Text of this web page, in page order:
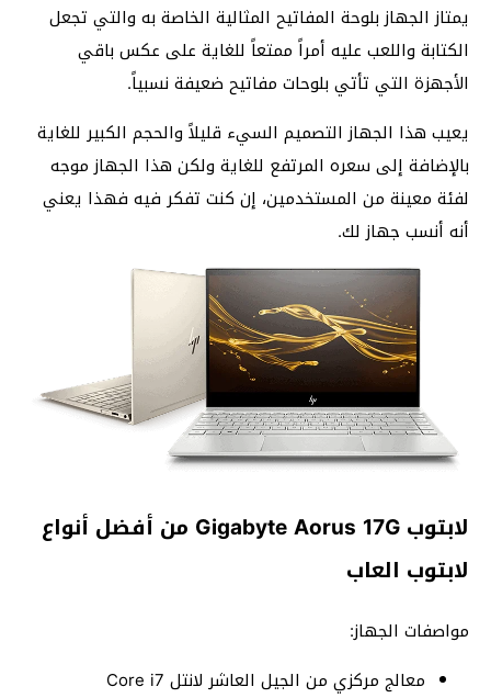
يمتاز الجهاز بلوحة المفاتيح المثالية الخاصة به والتي تجعل
الكتابة واللعب عليه أمراً ممتعاً للغاية على عكس باقي
الأجهزة التي تأتي بلوحات مفاتيح ضعيفة نسبياً.
يعيب هذا الجهاز التصميم السيء قليلاً والحجم الكبير للغاية
بالإضافة إلى سعره المرتفع للغاية ولكن هذا الجهاز موجه
لفئة معينة من المستخدمين، إن كنت تفكر فيه فهذا يعني
أنه أنسب جهاز لك.
لابتوب Gigabyte Aorus 17G من أفضل أنواع
لابتوب العاب
مواصفات الجهاز:
معالج مركزي من الجيل العاشر لانتل Core i7